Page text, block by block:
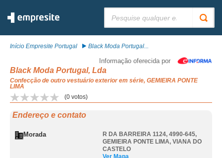
Início Empresite Portugal Black Moda Portugal...
Informação oferecida por
Black Moda Portugal, Lda
Confecção de outro vestuário exterior em série, GEMIEIRA PONTE
LIMA
(0 votos)
Endereço e contato
Morada R DA BARREIRA 1124, 4990-645,
GEMIEIRA PONTE LIMA, VIANA DO
CASTELO
Ver Mapa